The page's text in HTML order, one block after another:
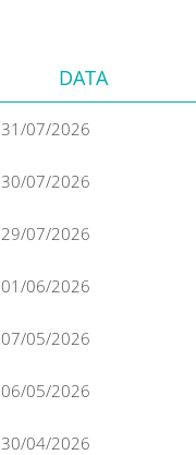
DATA
31/07/2026
30/07/2026
29/07/2026
01/06/2026
07/05/2026
06/05/2026
30/04/2026